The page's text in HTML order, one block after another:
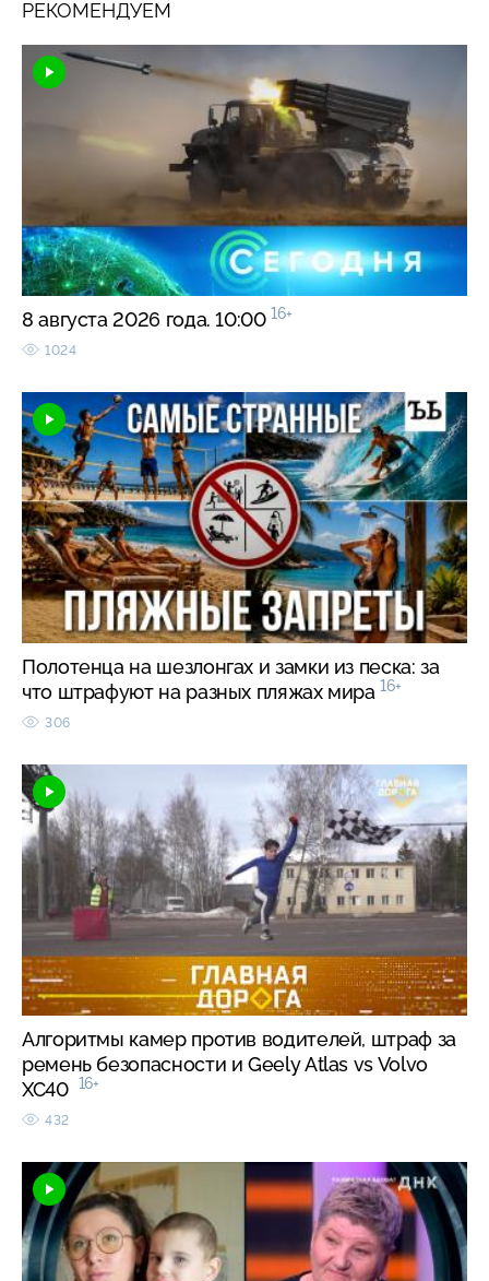
РЕКОМЕНДУЕМ
8 августа 2026 года. 10:00 16+
1024
Полотенца на шезлонгах и замки из песка: за
что штрафуют на разных пляжах мира 16+
306
Алгоритмы камер против водителей, штраф за
ремень безопасности и Geely Atlas vs Volvo
XC40 16+
432